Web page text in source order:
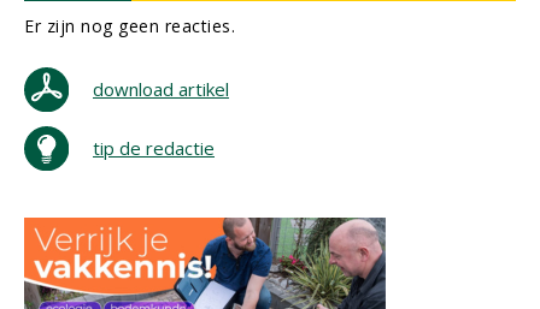
Er zijn nog geen reacties.
download artikel
tip de redactie